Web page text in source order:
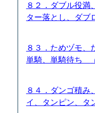
８２．ダブル役満
ター落とし、ダ
８３．ためヅモ、
単騎、単騎待ち
８４．ダンゴ積み
イ、タンピン、